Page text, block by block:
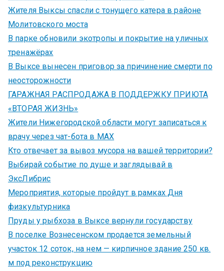
Жителя Выксы спасли с тонущего катера в районе
Молитовского моста
В парке обновили экотропы и покрытие на уличных
тренажёрах
В Выксе вынесен приговор за причинение смерти по
неосторожности
ГАРАЖНАЯ РАСПРОДАЖА В ПОДДЕРЖКУ ПРИЮТА
«ВТОРАЯ ЖИЗНЬ»
Жители Нижегородской области могут записаться к
врачу через чат-бота в MAX
Кто отвечает за вывоз мусора на вашей территории?
Выбирай событие по душе и заглядывай в
ЭксЛибрис
Мероприятия, которые пройдут в рамках Дня
физкультурника
Пруды у рыбхоза в Выксе вернули государству
В поселке Вознесенском продается земельный
участок 12 соток, на нем — кирпичное здание 250 кв.
м под реконструкцию